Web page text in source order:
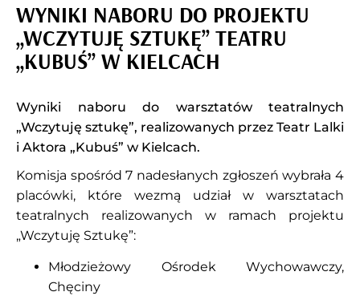
WYNIKI NABORU DO PROJEKTU
„WCZYTUJĘ SZTUKĘ” TEATRU
„KUBUŚ” W KIELCACH
Wyniki naboru do warsztatów teatralnych
„Wczytuję sztukę”, realizowanych przez Teatr Lalki
i Aktora „Kubuś” w Kielcach.
Komisja spośród 7 nadesłanych zgłoszeń wybrała 4
placówki, które wezmą udział w warsztatach
teatralnych realizowanych w ramach projektu
„Wczytuję Sztukę”:
Młodzieżowy Ośrodek Wychowawczy,
Chęciny